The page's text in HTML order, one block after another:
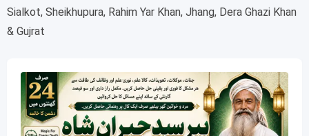
Sialkot, Sheikhupura, Rahim Yar Khan, Jhang, Dera Ghazi Khan
& Gujrat